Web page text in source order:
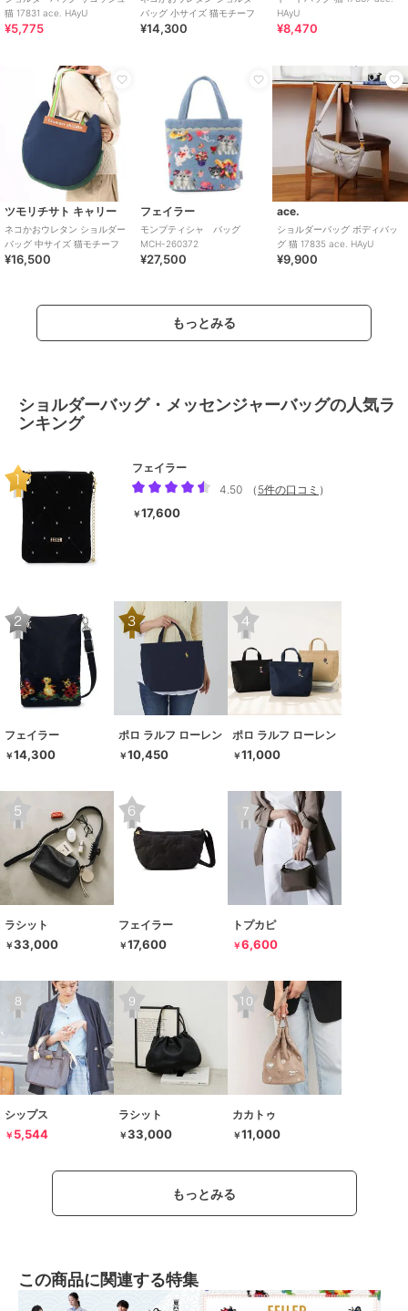
猫 17831 ace. HAyU
¥5,775
バッグ 小サイズ 猫モチーフ
¥14,300
HAyU
¥8,470
ツモリチサト キャリー
ネコかおウレタン ショルダー
バッグ 中サイズ 猫モチーフ
¥16,500
フェイラー
モンプティシャ バッグ
MCH-260372
¥27,500
ace.
ショルダーバッグ ボディバッ
グ 猫 17835 ace. HAyU
¥9,900
もっとみる
ショルダーバッグ・メッセンジャーバッグの人気ラ
ンキング
フェイラー
4.50
（ 5件の口コミ ）
￥17,600
フェイラー
￥14,300
ポロ ラルフ ローレン
￥10,450
ポロ ラルフ ローレン
￥11,000
ラシット
￥33,000
フェイラー
￥17,600
トプカピ
￥6,600
シップス
￥ 5,544
ラシット
￥33,000
カカトゥ
￥11,000
もっとみる
この商品に関連する特集